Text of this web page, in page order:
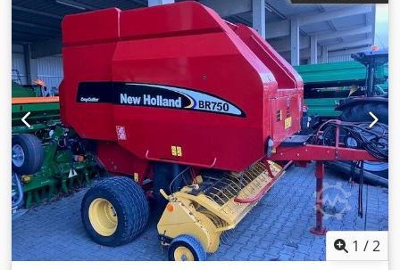
Hammarledning - Djupt- och släntskopa Försäljning i
befintligt skick Credpfx Aaoy Amm Netof Mellanlagd
försäljning och fel förbehålles uttryckligen! Försäljning
uteslutande enligt våra allmänna villkor. Viktig information:
Trots noggrann kontroll av alla uppgifter i vårt erbjudande
kan fel förekomma. Dessa kan delvis orsakas av
överföringsfel i systemen hos olika plattformsleverantörer.
Därför vill vi påpeka att alla uppgifter ges utan garanti och
inte utgör någon rättslig grund. Rättsligt: Denna
försäljningsannons utgör inte ett anbud i den mening som
avses i §145 BGB. Den innehåller endast information för
avtalsförberedelse. Uppgifterna i annonsen är utan garanti
och utgör inga garanterade egenskaper.
1 /2